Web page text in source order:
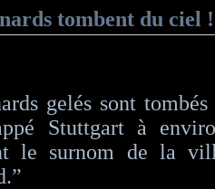
tombent du ciel !
gelés sont
Stuttgart à
le surnom de la